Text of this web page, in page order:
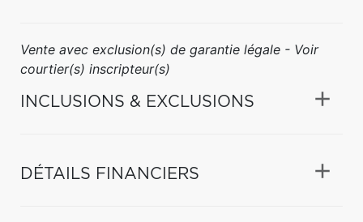
Vente avec exclusion(s) de garantie légale - Voir
courtier(s) inscripteur(s)
INCLUSIONS & EXCLUSIONS
DÉTAILS FINANCIERS